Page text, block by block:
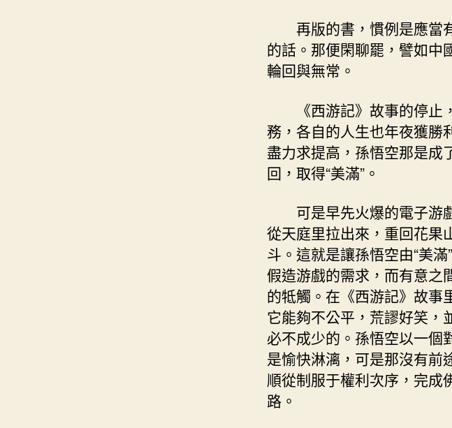
再版的書，慣例是應當
的話。那便閑聊罷，譬如中
輪回與無常。
《西游記》故事的停
務，各自的人生也年夜獲勝
盡力求提高，孫悟空那是成
回，取得“美滿”。
可是早先火爆的電子游
從天庭里拉出來，重回花果
斗。這就是讓孫悟空由“美
假造游戲的需求，而有意之
的牴觸。在《西游記》故事
它能夠不公平，荒謬好笑，
必不成少的。孫悟空以一個
是愉快淋漓，可是那沒有前
順從制服于權利次序，完成
路。